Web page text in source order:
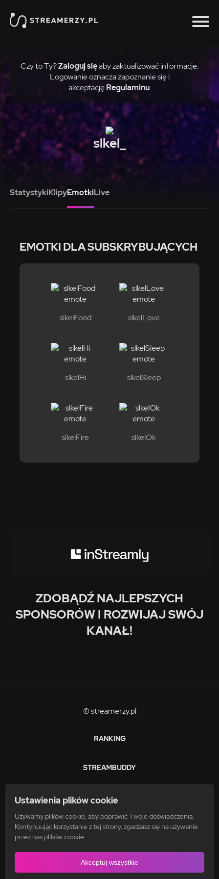
Czy to Ty?Zaloguj sięaby zaktualizować informacje.
Logowanie oznacza zapoznanie się i
akceptację Regulaminu.
slkel_
StatystykiKlipyEmotkiLive
EMOTKI DLA SUBSKRYBUJĄCYCH
slkelFood slkelLove
slkelHi slkelSleep
slkelFire slkelOk
ZDOBĄDŹ NAJLEPSZYCH
SPONSORÓW I ROZWIJAJ SWÓJ
KANAŁ!
Ustawienia plików cookie
Używamy plików cookie, aby poprawić Twoje doświadczenia.
Kontynuując korzystanie z tej strony, zgadzasz się na używanie
przez nas plików cookie.
Akceptuj wszystkie
© streamerzy.pl
RANKING
STREAMBUDDY
ZARABIAJ
FAQ
POLITYKA PRYWATNOŚCI